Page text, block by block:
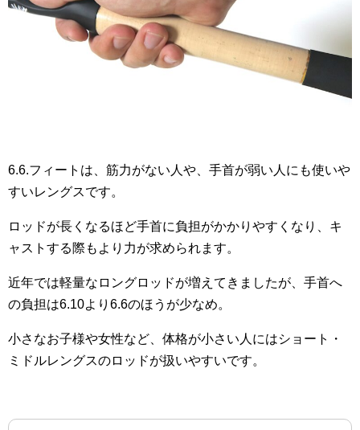
6.6.フィートは、筋力がない人や、手首が弱い人にも使いや
すいレングスです。
ロッドが長くなるほど手首に負担がかかりやすくなり、キ
ャストする際もより力が求められます。
近年では軽量なロングロッドが増えてきましたが、手首へ
の負担は6.10より6.6のほうが少なめ。
小さなお子様や女性など、体格が小さい人にはショート・
ミドルレングスのロッドが扱いやすいです。